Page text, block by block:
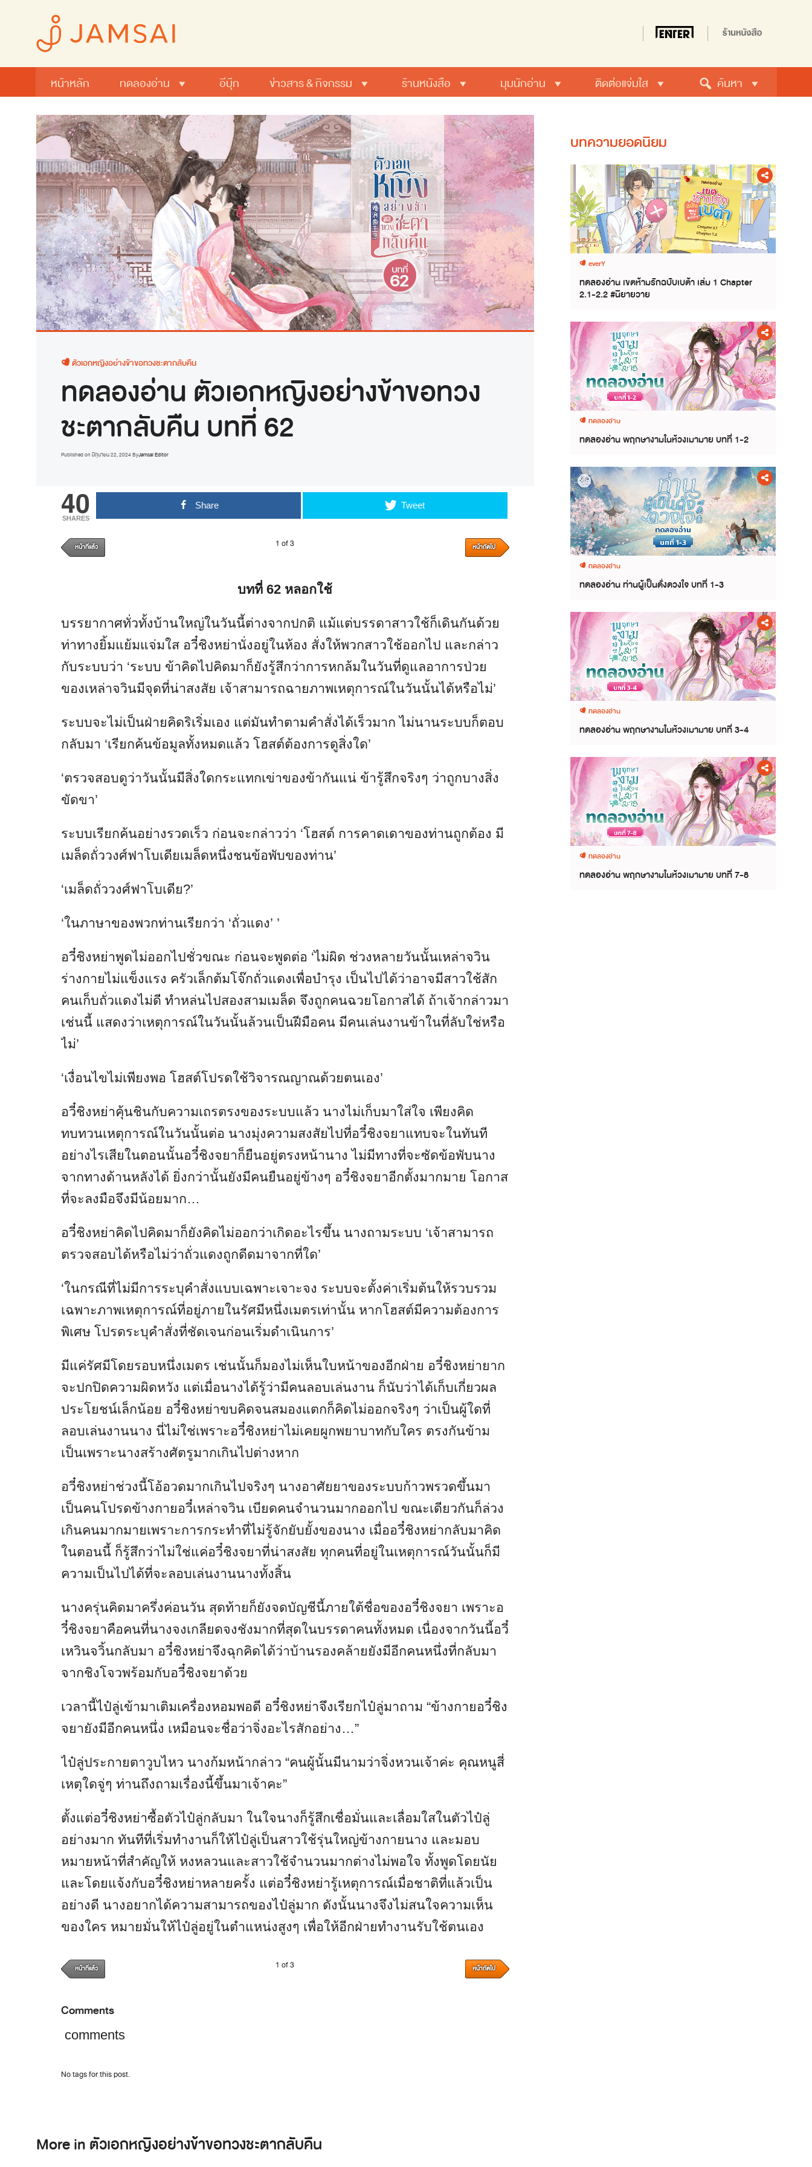
หน้าหลัก ทดลองอ่าน อีบุ๊ก ข่าวสาร & กิจกรรม ร้านหนังสือ มุมนักอ่าน ติดต่อแจ่มใส ค้นหา
ตัวเอกหญิงอย่างข้าขอทวงชะตากลับคืน
ทดลองอ่าน ตัวเอกหญิงอย่างข้าขอทวง
ชะตากลับคืน บทที่ 62
Published on มิถุนายน 22, 2024ByJamsai Editor
40
SHARES
Share Tweet
หน้าที่แล้ว 1 of 3 หน้าถัดไป
บทที่ 62 หลอกใช้
บรรยากาศทั่วทั้งบ้านใหญ่ในวันนี้ต่างจากปกติ แม้แต่บรรดาสาวใช้ก็เดินกันด้วย
ท่าทางยิ้มแย้มแจ่มใส อวี๋ชิงหย่านั่งอยู่ในห้อง สั่งให้พวกสาวใช้ออกไป และกล่าว
กับระบบว่า ‘ระบบ ข้าคิดไปคิดมาก็ยังรู้สึกว่าการหกล้มในวันที่ดูแลอาการป่วย
ของเหล่าจวินมีจุดที่น่าสงสัย เจ้าสามารถฉายภาพเหตุการณ์ในวันนั้นได้หรือไม่’
ระบบจะไม่เป็นฝ่ายคิดริเริ่มเอง แต่มันทำตามคำสั่งได้เร็วมาก ไม่นานระบบก็ตอบ
กลับมา ‘เรียกค้นข้อมูลทั้งหมดแล้ว โฮสต์ต้องการดูสิ่งใด’
‘ตรวจสอบดูว่าวันนั้นมีสิ่งใดกระแทกเข่าของข้ากันแน่ ข้ารู้สึกจริงๆ ว่าถูกบางสิ่ง
ขัดขา’
ระบบเรียกค้นอย่างรวดเร็ว ก่อนจะกล่าวว่า ‘โฮสต์ การคาดเดาของท่านถูกต้อง มี
เมล็ดถั่ววงศ์ฟาโบเดียเมล็ดหนึ่งชนข้อพับของท่าน’
‘เมล็ดถั่ววงศ์ฟาโบเดีย?’
‘ในภาษาของพวกท่านเรียกว่า ‘ถั่วแดง’ ’
อวี๋ชิงหย่าพูดไม่ออกไปชั่วขณะ ก่อนจะพูดต่อ ‘ไม่ผิด ช่วงหลายวันนั้นเหล่าจวิน
ร่างกายไม่แข็งแรง ครัวเล็กต้มโจ๊กถั่วแดงเพื่อบำรุง เป็นไปได้ว่าอาจมีสาวใช้สัก
คนเก็บถั่วแดงไม่ดี ทำหล่นไปสองสามเมล็ด จึงถูกคนฉวยโอกาสได้ ถ้าเจ้ากล่าวมา
เช่นนี้ แสดงว่าเหตุการณ์ในวันนั้นล้วนเป็นฝีมือคน มีคนเล่นงานข้าในที่ลับใช่หรือ
ไม่’
‘เงื่อนไขไม่เพียงพอ โฮสต์โปรดใช้วิจารณญาณด้วยตนเอง’
อวี๋ชิงหย่าคุ้นชินกับความเถรตรงของระบบแล้ว นางไม่เก็บมาใส่ใจ เพียงคิด
ทบทวนเหตุการณ์ในวันนั้นต่อ นางมุ่งความสงสัยไปที่อวี๋ชิงจยาแทบจะในทันที
อย่างไรเสียในตอนนั้นอวี๋ชิงจยาก็ยืนอยู่ตรงหน้านาง ไม่มีทางที่จะซัดข้อพับนาง
จากทางด้านหลังได้ ยิ่งกว่านั้นยังมีคนยืนอยู่ข้างๆ อวี๋ชิงจยาอีกตั้งมากมาย โอกาส
ที่จะลงมือจึงมีน้อยมาก…
อวี๋ชิงหย่าคิดไปคิดมาก็ยังคิดไม่ออกว่าเกิดอะไรขึ้น นางถามระบบ ‘เจ้าสามารถ
ตรวจสอบได้หรือไม่ว่าถั่วแดงถูกดีดมาจากที่ใด’
‘ในกรณีที่ไม่มีการระบุคำสั่งแบบเฉพาะเจาะจง ระบบจะตั้งค่าเริ่มต้นให้รวบรวม
เฉพาะภาพเหตุการณ์ที่อยู่ภายในรัศมีหนึ่งเมตรเท่านั้น หากโฮสต์มีความต้องการ
พิเศษ โปรดระบุคำสั่งที่ชัดเจนก่อนเริ่มดำเนินการ’
มีแค่รัศมีโดยรอบหนึ่งเมตร เช่นนั้นก็มองไม่เห็นใบหน้าของอีกฝ่าย อวี๋ชิงหย่ายาก
จะปกปิดความผิดหวัง แต่เมื่อนางได้รู้ว่ามีคนลอบเล่นงาน ก็นับว่าได้เก็บเกี่ยวผล
ประโยชน์เล็กน้อย อวี๋ชิงหย่าขบคิดจนสมองแตกก็คิดไม่ออกจริงๆ ว่าเป็นผู้ใดที่
ลอบเล่นงานนาง นี่ไม่ใช่เพราะอวี๋ชิงหย่าไม่เคยผูกพยาบาทกับใคร ตรงกันข้าม
เป็นเพราะนางสร้างศัตรูมากเกินไปต่างหาก
อวี๋ชิงหย่าช่วงนี้โอ้อวดมากเกินไปจริงๆ นางอาศัยยาของระบบก้าวพรวดขึ้นมา
เป็นคนโปรดข้างกายอวี๋เหล่าจวิน เบียดคนจำนวนมากออกไป ขณะเดียวกันก็ล่วง
เกินคนมากมายเพราะการกระทำที่ไม่รู้จักยับยั้งของนาง เมื่ออวี๋ชิงหย่ากลับมาคิด
ในตอนนี้ ก็รู้สึกว่าไม่ใช่แค่อวี๋ชิงจยาที่น่าสงสัย ทุกคนที่อยู่ในเหตุการณ์วันนั้นก็มี
ความเป็นไปได้ที่จะลอบเล่นงานนางทั้งสิ้น
นางครุ่นคิดมาครึ่งค่อนวัน สุดท้ายก็ยังจดบัญชีนี้ภายใต้ชื่อของอวี๋ชิงจยา เพราะอ
วี๋ชิงจยาคือคนที่นางจงเกลียดจงชังมากที่สุดในบรรดาคนทั้งหมด เนื่องจากวันนี้อวี๋
เหวินจวิ้นกลับมา อวี๋ชิงหย่าจึงฉุกคิดได้ว่าบ้านรองคล้ายยังมีอีกคนหนึ่งที่กลับมา
จากชิงโจวพร้อมกับอวี๋ชิงจยาด้วย
เวลานี้ไป๋ลู่เข้ามาเติมเครื่องหอมพอดี อวี๋ชิงหย่าจึงเรียกไป๋ลู่มาถาม “ข้างกายอวี๋ชิง
จยายังมีอีกคนหนึ่ง เหมือนจะชื่อว่าจิ่งอะไรสักอย่าง…”
ไป๋ลู่ประกายตาวูบไหว นางก้มหน้ากล่าว “คนผู้นั้นมีนามว่าจิ่งหวนเจ้าค่ะ คุณหนูสี่
เหตุใดจู่ๆ ท่านถึงถามเรื่องนี้ขึ้นมาเจ้าคะ”
ตั้งแต่อวี๋ชิงหย่าซื้อตัวไป๋ลู่กลับมา ในใจนางก็รู้สึกเชื่อมั่นและเลื่อมใสในตัวไป๋ลู่
อย่างมาก ทันทีที่เริ่มทำงานก็ให้ไป๋ลู่เป็นสาวใช้รุ่นใหญ่ข้างกายนาง และมอบ
หมายหน้าที่สำคัญให้ หงหลวนและสาวใช้จำนวนมากต่างไม่พอใจ ทั้งพูดโดยนัย
และโดยแจ้งกับอวี๋ชิงหย่าหลายครั้ง แต่อวี๋ชิงหย่ารู้เหตุการณ์เมื่อชาติที่แล้วเป็น
อย่างดี นางอยากได้ความสามารถของไป๋ลู่มาก ดังนั้นนางจึงไม่สนใจความเห็น
ของใคร หมายมั่นให้ไป๋ลู่อยู่ในตำแหน่งสูงๆ เพื่อให้อีกฝ่ายทำงานรับใช้ตนเอง
หน้าที่แล้ว 1 of 3 หน้าถัดไป
Comments
comments
No tags for this post.
More in ตัวเอกหญิงอย่างข้าขอทวงชะตากลับคืน
บทความยอดนิยม
everY
ทดลองอ่าน เขตห้ามรักฉบับเบต้า เล่ม 1 Chapter
2.1-2.2 #นิยายวาย
ทดลองอ่าน
ทดลองอ่าน พฤกษางามในห้วงเมามาย บทที่ 1-2
ทดลองอ่าน
ทดลองอ่าน ท่านผู้เป็นดั่งดวงใจ บทที่ 1-3
ทดลองอ่าน
ทดลองอ่าน พฤกษางามในห้วงเมามาย บทที่ 3-4
ทดลองอ่าน
ทดลองอ่าน พฤกษางามในห้วงเมามาย บทที่ 7-8